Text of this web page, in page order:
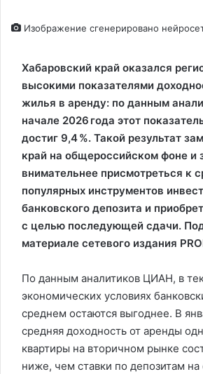
Изображение сгенерировано
Хабаровский край оказался
высокими показателями
жилья в аренду: по данным
начале 2026 года этот
достиг 9,4 %. Такой результат
край на общероссийском фоне и
внимательнее присмотреться к
популярных инструментов
банковского депозита и
с целью последующей сдачи.
материале сетевого издания
По данным аналитиков ЦИАН, в
экономических условиях
среднем остаются выгоднее. В
средняя доходность от аренды
квартиры на вторичном рынке
ниже, чем ставки по депозитам на